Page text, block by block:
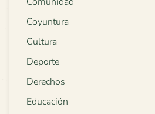
Coyuntura
Cultura
Deporte
Derechos
Educación